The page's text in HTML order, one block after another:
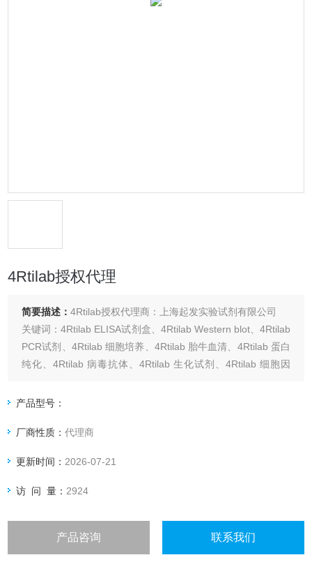
4Rtilab授权代理
简要描述：4Rtilab授权代理商：上海起发实验试剂有限公司
关键词：4Rtilab ELISA试剂盒、4Rtilab Western blot、4Rtilab
PCR试剂、4Rtilab 细胞培养、4Rtilab 胎牛血清、4Rtilab 蛋白
纯化、4Rtilab 病毒抗体、4Rtilab 生化试剂、4Rtilab 细胞因
产品型号：
厂商性质：代理商
更新时间： 2026-07-21
访 问 量： 2924
产品咨询 联系我们